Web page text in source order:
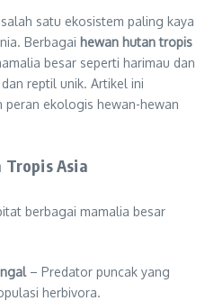
satu ekosistem paling kaya
Berbagai hewan hutan tropis
besar seperti harimau dan
reptil unik. Artikel ini
peran ekologis hewan-hewan
Tropis Asia
berbagai mamalia besar
– Predator puncak yang
herbivora.